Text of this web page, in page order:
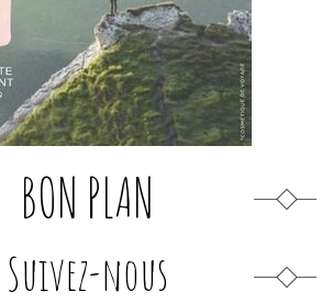
BON PLAN
Suivez-nous